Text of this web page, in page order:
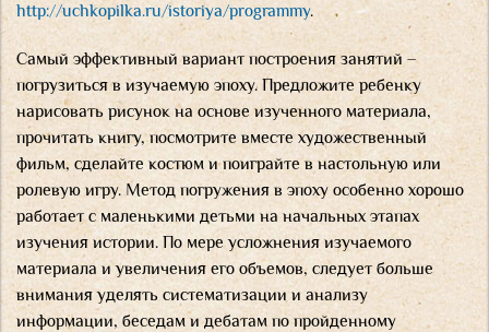
http://uchkopilka.ru/istoriya/programmy.
Самый эффективный вариант построения занятий –
погрузиться в изучаемую эпоху. Предложите ребенку
нарисовать рисунок на основе изученного материала,
прочитать книгу, посмотрите вместе художественный
фильм, сделайте костюм и поиграйте в настольную или
ролевую игру. Метод погружения в эпоху особенно хорошо
работает с маленькими детьми на начальных этапах
изучения истории. По мере усложнения изучаемого
материала и увеличения его объемов, следует больше
внимания уделять систематизации и анализу
информации, беседам и дебатам по пройденному